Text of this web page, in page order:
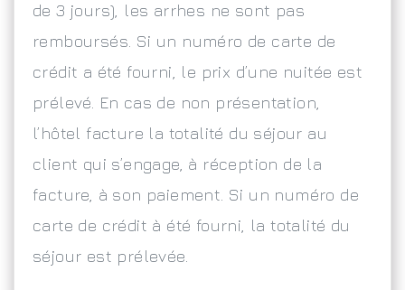
de 3 jours), les arrhes ne sont pas
remboursés. Si un numéro de carte de
crédit a été fourni, le prix d’une nuitée est
prélevé. En cas de non présentation,
l’hôtel facture la totalité du séjour au
client qui s’engage, à réception de la
facture, à son paiement. Si un numéro de
carte de crédit à été fourni, la totalité du
séjour est prélevée.